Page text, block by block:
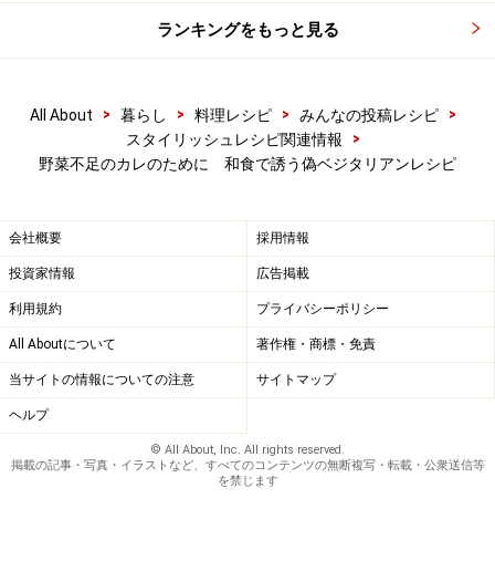
ランキングをもっと見る
All About > 暮らし > 料理レシピ > みんなの投稿レシピ
>
スタイリッシュレシピ関連情報
>
野菜不足のカレのために 和食で誘う偽ベジタリアンレシピ
会社概要 採用情報
投資家情報 広告掲載
利用規約 プライバシーポリシー
All Aboutについて 著作権・商標・免責
当サイトの情報についての注意 サイトマップ
ヘルプ
© All About, Inc. All rights reserved.
掲載の記事・写真・イラストなど、すべてのコンテンツの無断複写・転載・公衆送信等
を禁じます